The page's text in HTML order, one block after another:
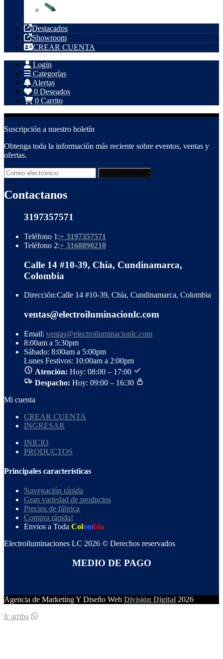
Destacados
Showroom
CREAR CUENTA
Login
Categorías
Alertas
0 Deseados
0 Carrito
Suscripción a nuestro boletín
Obtenga toda la información más reciente sobre eventos, ventas y
ofertas.
Contactanos
3197357571
Teléfono 1:+ 3197357571
Teléfono 2:+ 3168890210
Calle 14 #10-39, Chía, Cundinamarca,
Colombia
Dirección:Calle 14 #10-39, Chía, Cundinamarca, Colombia
ventas@electroiluminacionlc.com
Email: ventas@electroiluminacionlc.com
8:00am a 5:30pm
Sábado: 8:00am a 5:00pm
Lunes Festivos: 10:00am a 2:00pm
Atención: Hoy: 08:00 – 17:00
Despacho: Hoy: 09:00 – 16:30
Mi cuenta
CREAR CUENTA
INGRESAR
INICIO
PRODUCTOS
Principales características
Navegación rápida
Gran variedad de productos
Precios de fábrica
Compra rápida!
Envios a Toda Colombia
Electroiluminaciones LC 2026 © Derechos reservados
MEDIO DE PAGO
Agencia de Marketing Y Diseño Web División Digital 2026
Ir arriba